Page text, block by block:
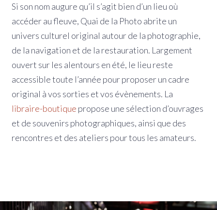
Si son nom augure qu’il s’agit bien d’un lieu où
accéder au fleuve, Quai de la Photo abrite un
univers culturel original autour de la photographie,
de la navigation et de la restauration. Largement
ouvert sur les alentours en été, le lieu reste
accessible toute l’année pour proposer un cadre
original à vos sorties et vos évènements. La
libraire-boutique propose une sélection d’ouvrages
et de souvenirs photographiques, ainsi que des
rencontres et des ateliers pour tous les amateurs.